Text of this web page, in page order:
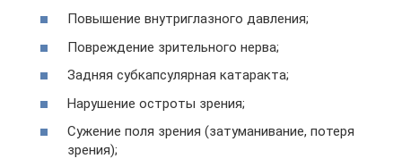
Повышение внутриглазного давления;
Повреждение зрительного нерва;
Задняя субкапсулярная катаракта;
Нарушение остроты зрения;
Сужение поля зрения (затуманивание, потеря
зрения);